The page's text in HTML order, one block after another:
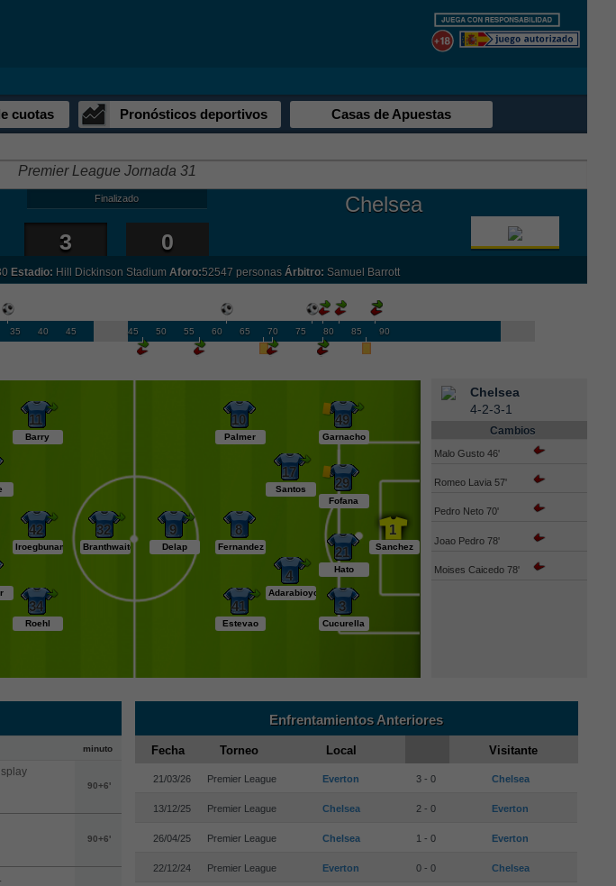
cuotas Pronósticos deportivos Casas de Apuestas
Premier League Jornada 31
Finalizado Chelsea
3 0
Estadio: Hill Dickinson Stadium Aforo:52547 personas Árbitro: Samuel Barrott
35 40 45 45 50 55 60 65 70 75 80 85 90
11
Barry
42
Iroegbunam
32
Branthwaite
34
Roehl
3
Cucurella
41
Estevao
4
Adarabioyo
21
Hato
1
Sanchez
8
Fernandez
9
Delap
29
Fofana
17
Santos
49
Garnacho
10
Palmer
Chelsea
4-2-3-1
Cambios
Malo Gusto 46'
Romeo Lavia 57'
Pedro Neto 70'
Joao Pedro 78'
Moises Caicedo 78'
minuto
90+6'
90+6'
Enfrentamientos Anteriores
Fecha Torneo Local Visitante
21/03/26 Premier League Everton 3 - 0 Chelsea
13/12/25 Premier League Chelsea 2 - 0 Everton
26/04/25 Premier League Chelsea 1 - 0 Everton
22/12/24 Premier League Everton 0 - 0 Chelsea